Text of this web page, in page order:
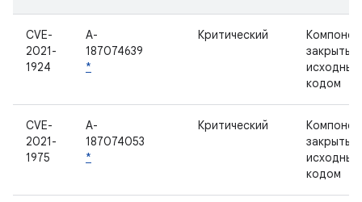
CVE-
2021-
1924
A-
187074639
*
Критический
закрытым
исходным
кодом
CVE-
2021-
1975
A-
187074053
*
Критический
закрытым
исходным
кодом